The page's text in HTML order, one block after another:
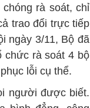
rà soát, chỉ
trao đổi trực tiếp
ngày 3/11, Bộ đã
chức rà soát 4 bộ
lỗi cụ thể.
người được biết.